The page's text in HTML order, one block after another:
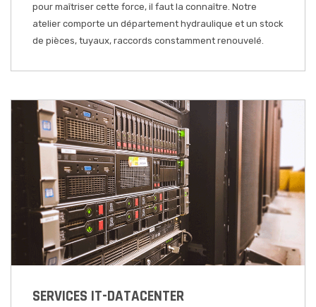
pour maîtriser cette force, il faut la connaître. Notre
atelier comporte un département hydraulique et un stock
de pièces, tuyaux, raccords constamment renouvelé.
SERVICES IT-DATACENTER